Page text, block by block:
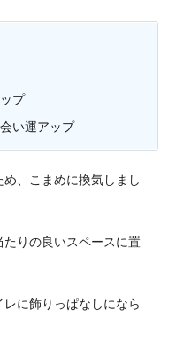
プ
い運アップ
、こまめに換気しまし
りの良いスペースに置
に飾りっぱなしになら